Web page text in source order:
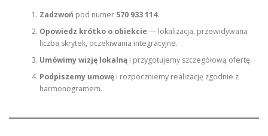
Zadzwoń pod numer 570 933 114.
Opowiedz krótko o obiekcie — lokalizacja, przewidywana
liczba skrytek, oczekiwania integracyjne.
Umówimy wizję lokalnąi przygotujemy szczegółową ofertę.
Podpiszemy umowęi rozpoczniemy realizację zgodnie z
harmonogramem.